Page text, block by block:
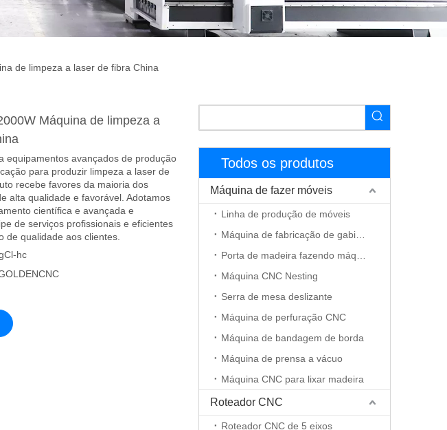
de limpeza a laser de fibra China
Máquina de limpeza a
equipamentos avançados de produção
para produzir limpeza a laser de
recebe favores da maioria dos
alta qualidade e favorável. Adotamos
científica e avançada e
de serviços profissionais e eficientes
de qualidade aos clientes.
hc
Todos os produtos
Máquina de fazer móveis
Linha de produção de móveis
Máquina CNC Nesting
Serra de mesa deslizante
Máquina de perfuração CNC
Máquina de bandagem de borda
Máquina de prensa a vácuo
Máquina CNC para lixar madeira
Roteador CNC
Roteador CNC de 5 eixos